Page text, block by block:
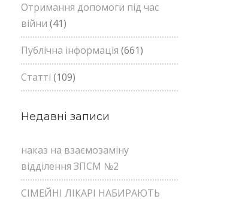
Отримання допомоги під час
війни (41)
Публічна інформація (661)
Статті (109)
Недавні записи
наказ на взаємозаміну
відділення ЗПСМ №2
СІМЕЙНІ ЛІКАРІ НАБИРАЮТЬ